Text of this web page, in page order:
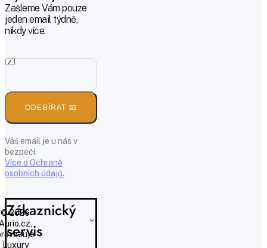
Zákaznický
servis
Zašleme Vám pouze
jeden email týdně,
nikdy více.
ODEBÍRAT 📧
Váš email je u nás v
bezpečí.
Více o Ochraně
osobních údajů.
© 2026
Luxury